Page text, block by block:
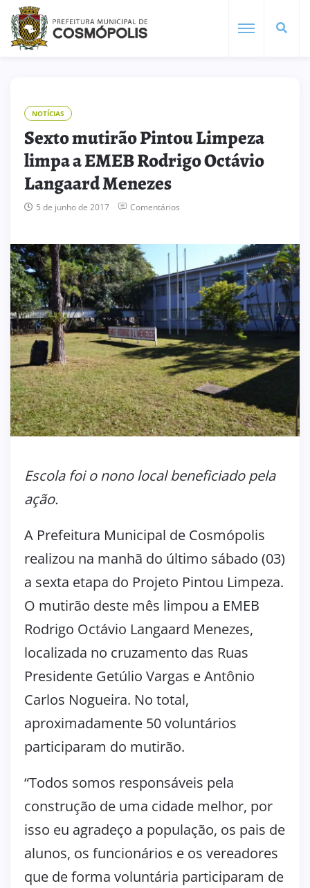
NOTÍCIAS
Sexto mutirão Pintou Limpeza
limpa a EMEB Rodrigo Octávio
Langaard Menezes
5 de junho de 2017 Comentários
Escola foi o nono local beneficiado pela
ação.
A Prefeitura Municipal de Cosmópolis
realizou na manhã do último sábado (03)
a sexta etapa do Projeto Pintou Limpeza.
O mutirão deste mês limpou a EMEB
Rodrigo Octávio Langaard Menezes,
localizada no cruzamento das Ruas
Presidente Getúlio Vargas e Antônio
Carlos Nogueira. No total,
aproximadamente 50 voluntários
participaram do mutirão.
“Todos somos responsáveis pela
construção de uma cidade melhor, por
isso eu agradeço a população, os pais de
alunos, os funcionários e os vereadores
que de forma voluntária participaram de